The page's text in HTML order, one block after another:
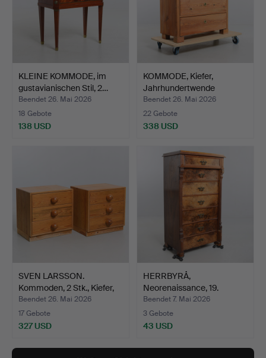
KLEINE KOMMODE, im
gustavianischen Stil, 2…
Beendet 26. Mai 2026
18 Gebote
138 USD
KOMMODE, Kiefer,
Jahrhundertwende
1800/190…
Beendet 26. Mai 2026
22 Gebote
338 USD
SVEN LARSSON.
Kommoden, 2 Stk., Kiefer,
19…
Beendet 26. Mai 2026
17 Gebote
327 USD
HERRBYRÅ,
Neorenaissance, 19.
Jahrhundert.
Beendet 7. Mai 2026
3 Gebote
43 USD